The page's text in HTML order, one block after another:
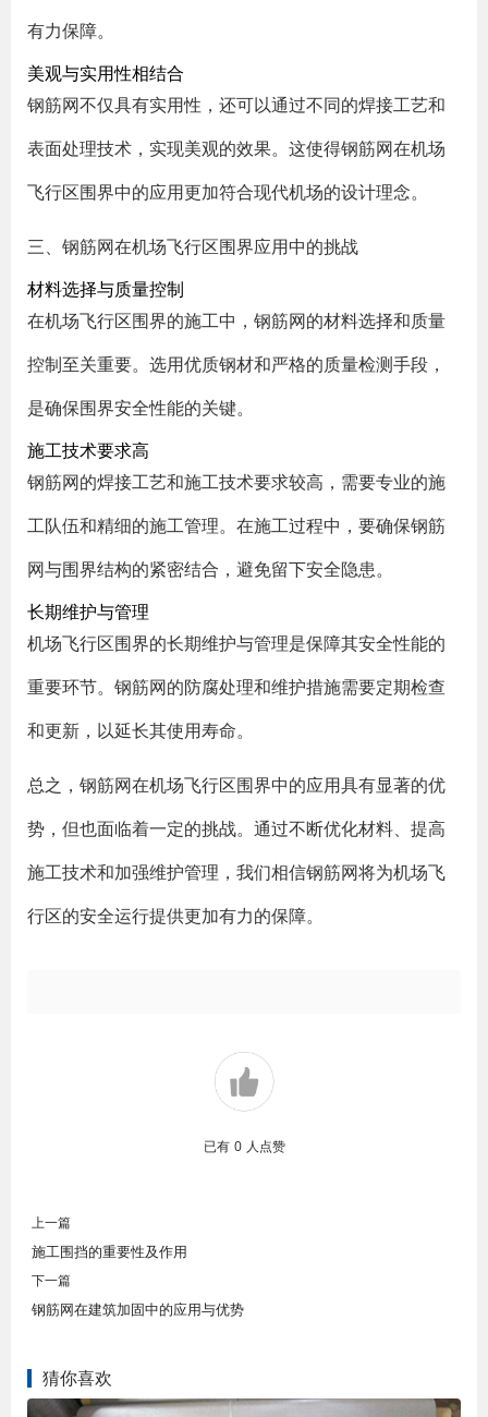
有力保障。
美观与实用性相结合
钢筋网不仅具有实用性，还可以通过不同的焊接工艺和
表面处理技术，实现美观的效果。这使得钢筋网在机场
飞行区围界中的应用更加符合现代机场的设计理念。
三、钢筋网在机场飞行区围界应用中的挑战
材料选择与质量控制
在机场飞行区围界的施工中，钢筋网的材料选择和质量
控制至关重要。选用优质钢材和严格的质量检测手段，
是确保围界安全性能的关键。
施工技术要求高
钢筋网的焊接工艺和施工技术要求较高，需要专业的施
工队伍和精细的施工管理。在施工过程中，要确保钢筋
网与围界结构的紧密结合，避免留下安全隐患。
长期维护与管理
机场飞行区围界的长期维护与管理是保障其安全性能的
重要环节。钢筋网的防腐处理和维护措施需要定期检查
和更新，以延长其使用寿命。
总之，钢筋网在机场飞行区围界中的应用具有显著的优
势，但也面临着一定的挑战。通过不断优化材料、提高
施工技术和加强维护管理，我们相信钢筋网将为机场飞
行区的安全运行提供更加有力的保障。
已有 0 人点赞
上一篇
施工围挡的重要性及作用
下一篇
钢筋网在建筑加固中的应用与优势
猜你喜欢